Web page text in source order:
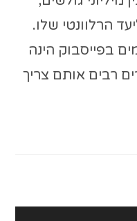
הרלוונטי שלו.
בפייסבוק הינה
רבים אותם צריך